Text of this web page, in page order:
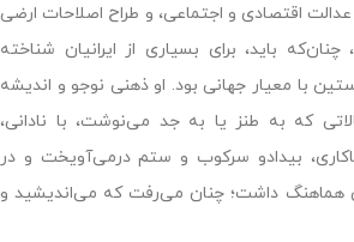
اقتصادی و اجتماعی، و طراح اصلاحات ارضی
باید، برای بسیاری از ایرانیان شناخته
با معیار جهانی بود. او ذهنی نوجو و اندیشه
که به طنز یا به جد می‌نوشت، با نادانی،
بیدادو سرکوب و ستم درمی‌آویخت و در
هماهنگ داشت؛ چنان می‌رفت که می‌اندیشید و